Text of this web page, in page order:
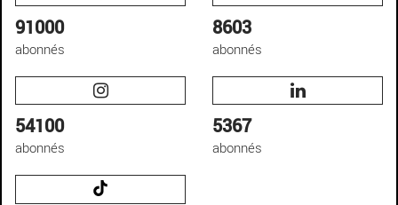
91000
abonnés
8603
abonnés
54100
abonnés
5367
abonnés